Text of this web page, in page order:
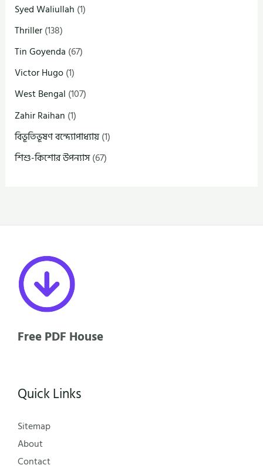
Syed Waliullah (1)
Thriller(138)
Tin Goyenda (67)
Victor Hugo(1)
West Bengal (107)
Zahir Raihan (1)
বিভূতিভূষণ বন্দ্যোপাধ্যায়(1)
শিশু-কিশোর উপন্যাস(67)
Free PDF House
Quick Links
Sitemap
About
Contact